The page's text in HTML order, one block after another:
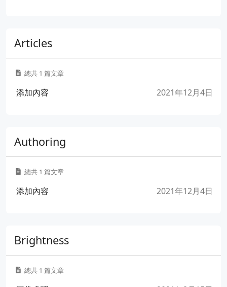
Articles
總共 1 篇文章
添加內容 2021年12月4日
Authoring
總共 1 篇文章
添加內容 2021年12月4日
Brightness
總共 1 篇文章